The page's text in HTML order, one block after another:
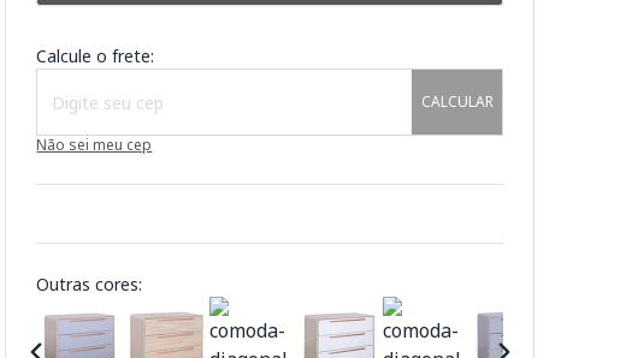
Calcule o frete:
CALCULAR
Não sei meu cep
Outras cores: